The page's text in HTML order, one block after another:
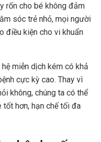
rốn cho bé không đảm
sóc trẻ nhỏ, mọi người
điều kiện cho vi khuẩn
miễn dịch kém có khả
cực kỳ cao. Thay vì
không, chúng ta có thể
hơn, hạn chế tối đa